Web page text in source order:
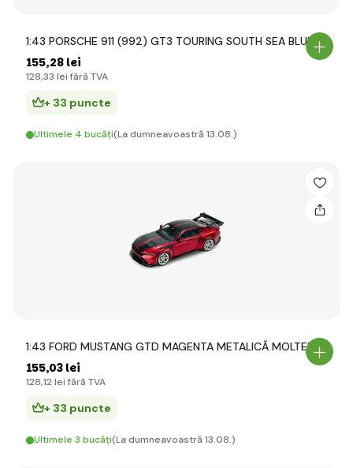
1:43 PORSCHE 911 (992) GT3 TOURING SOUTH SEA BLUE
155,28 lei
128,33 lei fără TVA
+ 33 puncte
Ultimele 4 bucăți(La dumneavoastră 13.08.)
1:43 FORD MUSTANG GTD MAGENTA METALICĂ MOLTEN
155,03 lei
128,12 lei fără TVA
+ 33 puncte
Ultimele 3 bucăți(La dumneavoastră 13.08.)